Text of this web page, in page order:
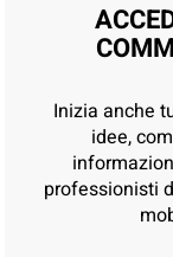
Inizia anche
idee,
professionisti